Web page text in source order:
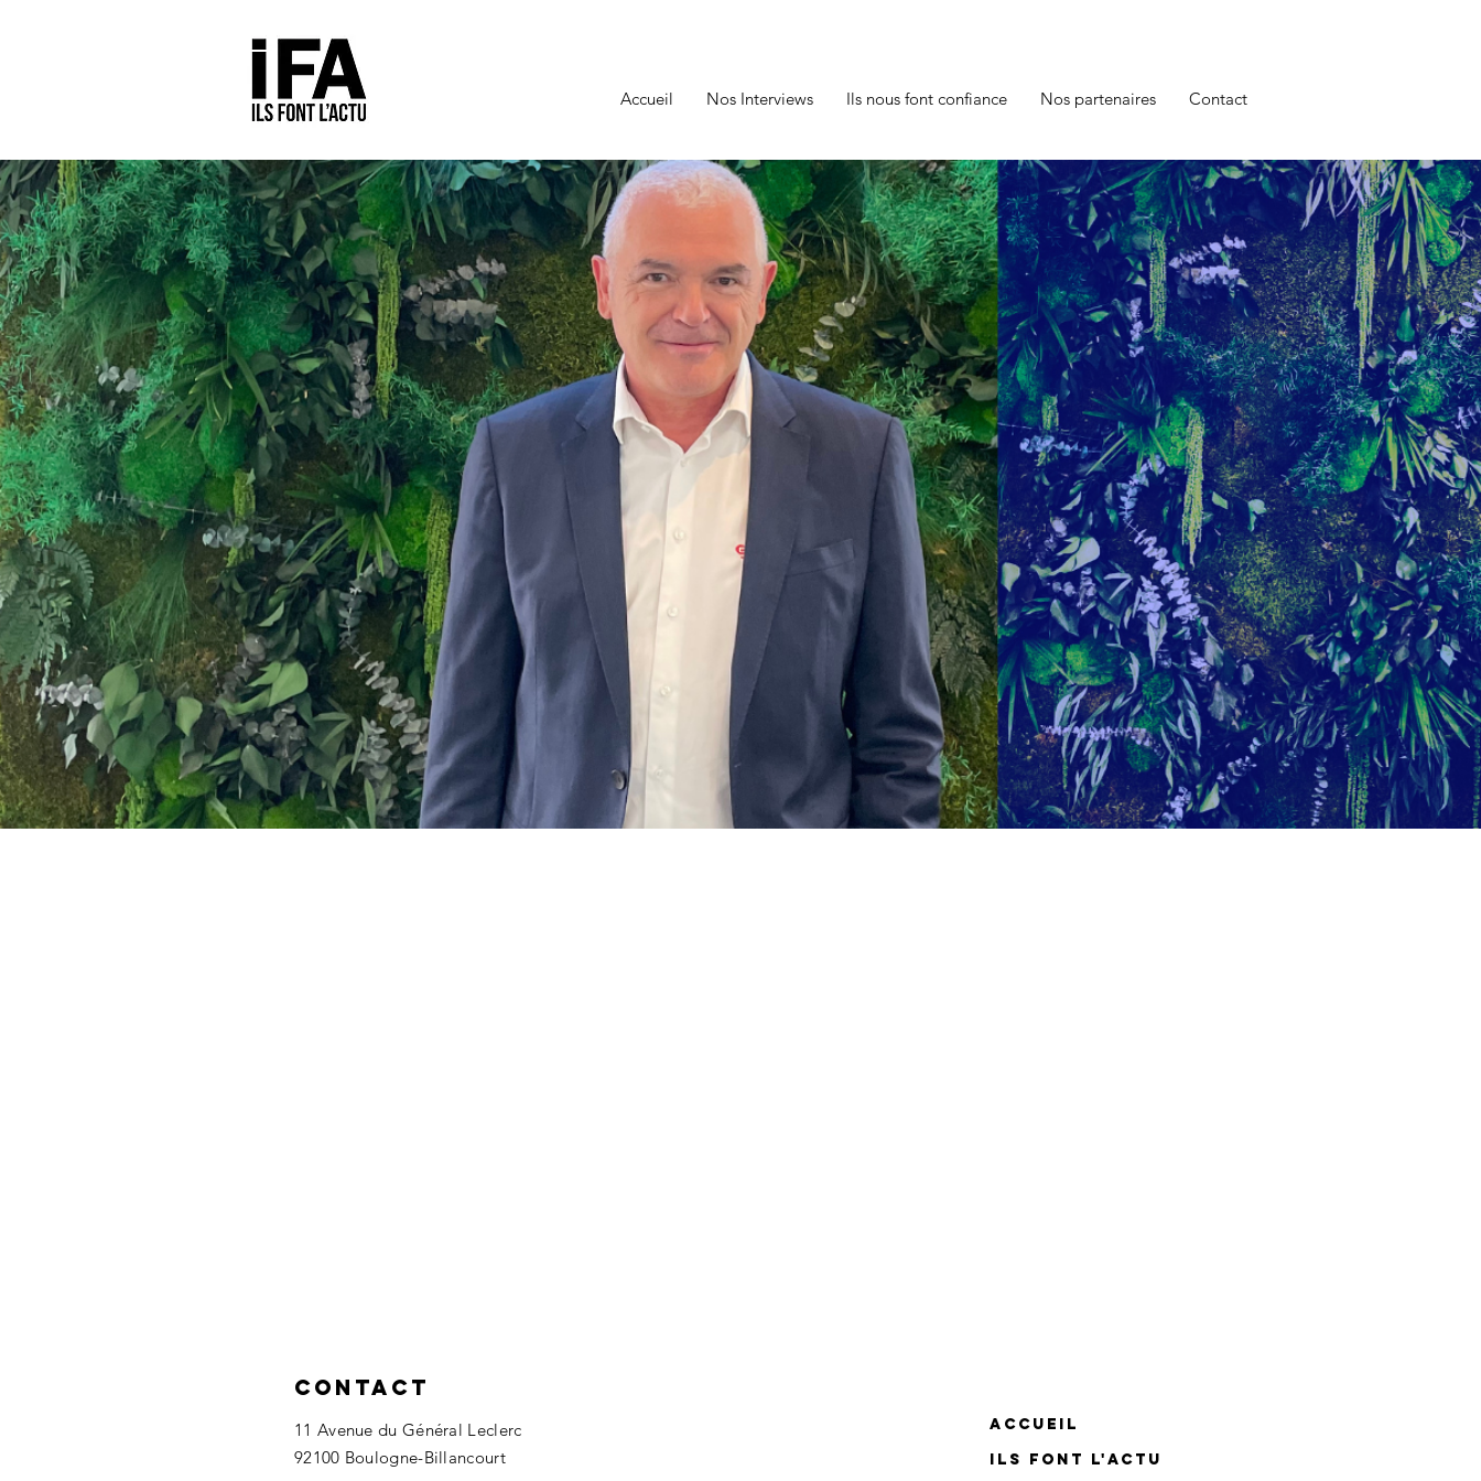
Accueil Nos Interviews Ils nous font confiance Nos partenaires Contact
Contact
11 Avenue du Général Leclerc
92100 Boulogne-Billancourt
ACCUEIL
ILS FONT L'ACTU